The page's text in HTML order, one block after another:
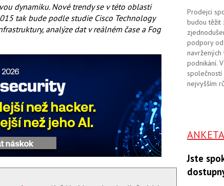
dynamiku. Nové trendy se v této oblasti
tak bude podle studie Cisco Technology
analýze dat v reálném čase a Fog
Prodejci
budou těžit
podpory od
podnikání.
společností
nejvyšším
ANKETA
Jste